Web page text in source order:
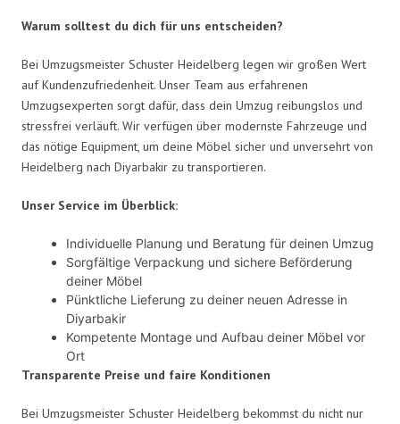
Warum solltest du dich für uns entscheiden?
Bei Umzugsmeister Schuster Heidelberg legen wir großen Wert
auf Kundenzufriedenheit. Unser Team aus erfahrenen
Umzugsexperten sorgt dafür, dass dein Umzug reibungslos und
stressfrei verläuft. Wir verfügen über modernste Fahrzeuge und
das nötige Equipment, um deine Möbel sicher und unversehrt von
Heidelberg nach Diyarbakir zu transportieren.
Unser Service im Überblick:
Individuelle Planung und Beratung für deinen Umzug
Sorgfältige Verpackung und sichere Beförderung
deiner Möbel
Pünktliche Lieferung zu deiner neuen Adresse in
Diyarbakir
Kompetente Montage und Aufbau deiner Möbel vor
Ort
Transparente Preise und faire Konditionen
Bei Umzugsmeister Schuster Heidelberg bekommst du nicht nur